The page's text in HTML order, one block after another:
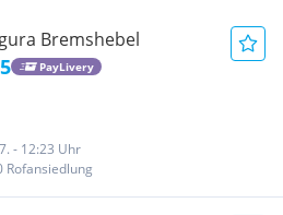
Bremshebel
PayLivery
- 12:23 Uhr
Rofansiedlung